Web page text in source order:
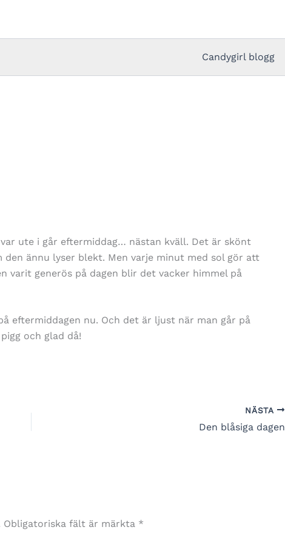
Candygirl blogg
ute i går eftermiddag… nästan kväll. Det är skönt
den ännu lyser blekt. Men varje minut med sol gör att
varit generös på dagen blir det vacker himmel på
eftermiddagen nu. Och det är ljust när man går på
och glad då!
NÄSTA
Den blåsiga dagen
Obligatoriska fält är märkta *